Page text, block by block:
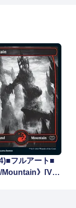
フルアート■
/Mountain》[VO